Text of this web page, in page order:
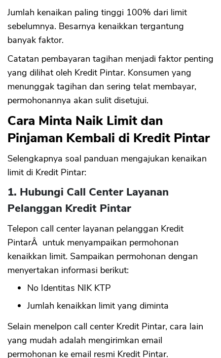
Jumlah kenaikan paling tinggi 100% dari limit
sebelumnya. Besarnya kenaikkan tergantung
banyak faktor.
Catatan pembayaran tagihan menjadi faktor penting
yang dilihat oleh Kredit Pintar. Konsumen yang
menunggak tagihan dan sering telat membayar,
permohonannya akan sulit disetujui.
Cara Minta Naik Limit dan
Pinjaman Kembali di Kredit Pintar
Selengkapnya soal panduan mengajukan kenaikan
limit di Kredit Pintar:
1. Hubungi Call Center Layanan
Pelanggan Kredit Pintar
Telepon call center layanan pelanggan Kredit
PintarÂ untuk menyampaikan permohonan
kenaikkan limit. Sampaikan permohonan dengan
menyertakan informasi berikut:
No Identitas NIK KTP
Jumlah kenaikkan limit yang diminta
Selain menelpon call center Kredit Pintar, cara lain
yang mudah adalah mengirimkan email
permohonan ke email resmi Kredit Pintar.